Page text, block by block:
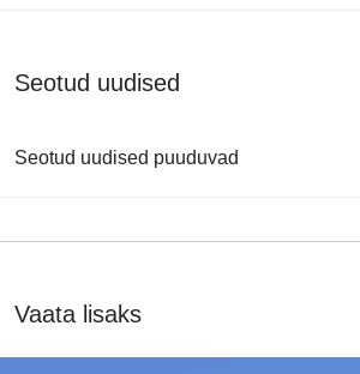
Seotud uudised
Seotud uudised puuduvad
Vaata lisaks